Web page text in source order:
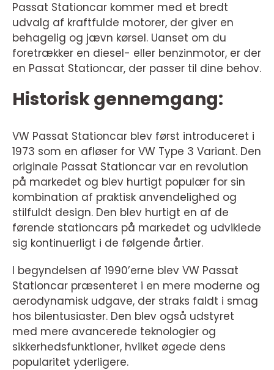
Passat Stationcar kommer med et bredt
udvalg af kraftfulde motorer, der giver en
behagelig og jævn kørsel. Uanset om du
foretrækker en diesel- eller benzinmotor, er der
en Passat Stationcar, der passer til dine behov.
Historisk gennemgang:
VW Passat Stationcar blev først introduceret i
1973 som en afløser for VW Type 3 Variant. Den
originale Passat Stationcar var en revolution
på markedet og blev hurtigt populær for sin
kombination af praktisk anvendelighed og
stilfuldt design. Den blev hurtigt en af de
førende stationcars på markedet og udviklede
sig kontinuerligt i de følgende årtier.
I begyndelsen af 1990’erne blev VW Passat
Stationcar præsenteret i en mere moderne og
aerodynamisk udgave, der straks faldt i smag
hos bilentusiaster. Den blev også udstyret
med mere avancerede teknologier og
sikkerhedsfunktioner, hvilket øgede dens
popularitet yderligere.